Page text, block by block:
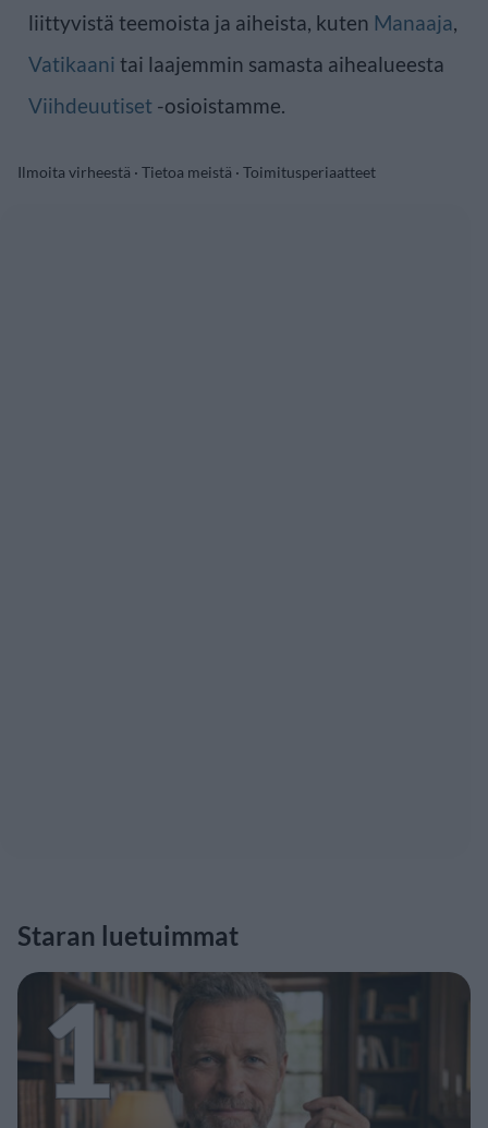
liittyvistä teemoista ja aiheista, kuten Manaaja,
Vatikaani tai laajemmin samasta aihealueesta
Viihdeuutiset -osioistamme.
Ilmoita virheestä · Tietoa meistä · Toimitusperiaatteet
Staran luetuimmat
1